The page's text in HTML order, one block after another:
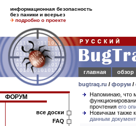
информационная безопасность
без паники и всерьез
подробно о проекте
главная
обзор
bugtraq.ru / форум /
ФОРУМ
все доски
FAQ
Напоминаю, что
прочтения его
Новичкам также
данным